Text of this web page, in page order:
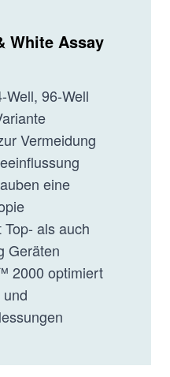
White Assay
Well, 96-Well
Vermeidung
eine
als auch
Geräten
2000 optimiert